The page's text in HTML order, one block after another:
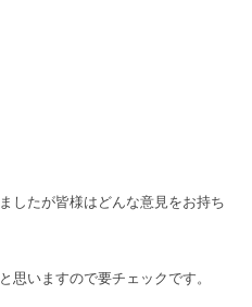
したが皆様はどんな意見をお持ち
思いますので要チェックです。